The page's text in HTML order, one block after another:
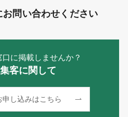
お問い合わせください
に掲載しませんか？
客に関して
申し込みはこちら